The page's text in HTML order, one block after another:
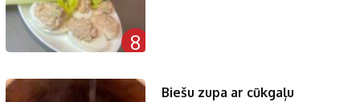
8
Biešu zupa ar cūkgaļu